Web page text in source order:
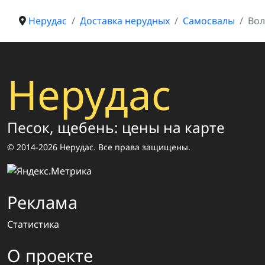
Нерудас Доставка нерудных Самосвалы
Нерудас
Песок, щебень: цены на карте
© 2014-2026 Нерудас. Все права защищены.
Реклама
Статистика
О проекте